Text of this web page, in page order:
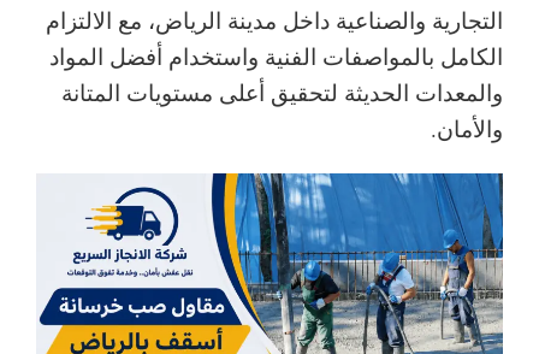
التجارية والصناعية داخل مدينة الرياض، مع الالتزام
الكامل بالمواصفات الفنية واستخدام أفضل المواد
والمعدات الحديثة لتحقيق أعلى مستويات المتانة
والأمان.